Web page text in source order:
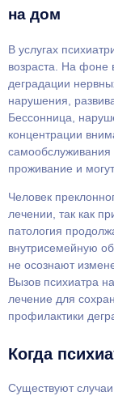
на дом
В услугах
возраста. На фоне
деградации
нарушения,
Бессонница,
концентрации
самообслуживания
проживание и
Человек
лечении, так как
патология
внутрисемейную
не осознают
Вызов психиатра
лечение для
профилактики
Когда
Существуют